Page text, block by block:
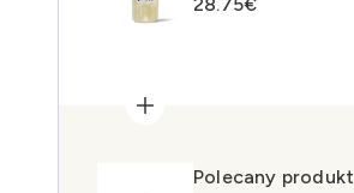
Polecany produkt